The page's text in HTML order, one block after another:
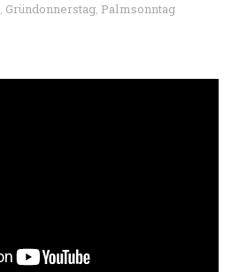
, Gründonnerstag, Palmsonntag